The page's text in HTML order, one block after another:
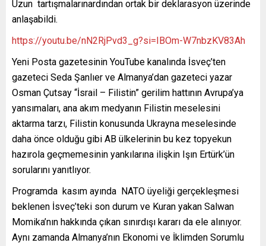
Uzun tartışmalarınardından ortak bir deklarasyon üzerinde
anlaşabildi.
https://youtu.be/nN2RjPvd3_g?si=IBOm-W7nbzKV83Ah
Yeni Posta gazetesinin YouTube kanalında İsveç’ten
gazeteci Seda Şanlıer ve Almanya’dan gazeteci yazar
Osman Çutsay “İsrail – Filistin” gerilim hattının Avrupa’ya
yansımaları, ana akım medyanın Filistin meselesini
aktarma tarzı, Filistin konusunda Ukrayna meselesinde
daha önce olduğu gibi AB ülkelerinin bu kez topyekun
hazırola geçmemesinin yankılarına ilişkin Işın Ertürk’ün
sorularını yanıtlıyor.
Programda kasım ayında NATO üyeliği gerçekleşmesi
beklenen İsveç’teki son durum ve Kuran yakan Salwan
Momika’nın hakkında çıkan sınırdışı kararı da ele alınıyor.
Aynı zamanda Almanya’nın Ekonomi ve İklimden Sorumlu